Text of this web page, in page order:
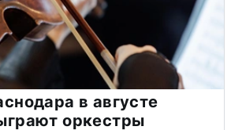
в августе
оркестры